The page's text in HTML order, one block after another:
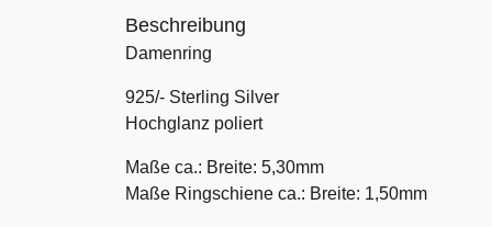
Beschreibung
Damenring
925/- Sterling Silver
Hochglanz poliert
Maße ca.: Breite: 5,30mm
Maße Ringschiene ca.: Breite: 1,50mm